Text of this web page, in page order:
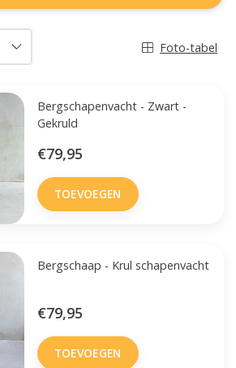
Foto-tabel
Bergschapenvacht - Zwart -
Gekruld
€79,95
TOEVOEGEN
Bergschaap - Krul schapenvacht
€79,95
TOEVOEGEN